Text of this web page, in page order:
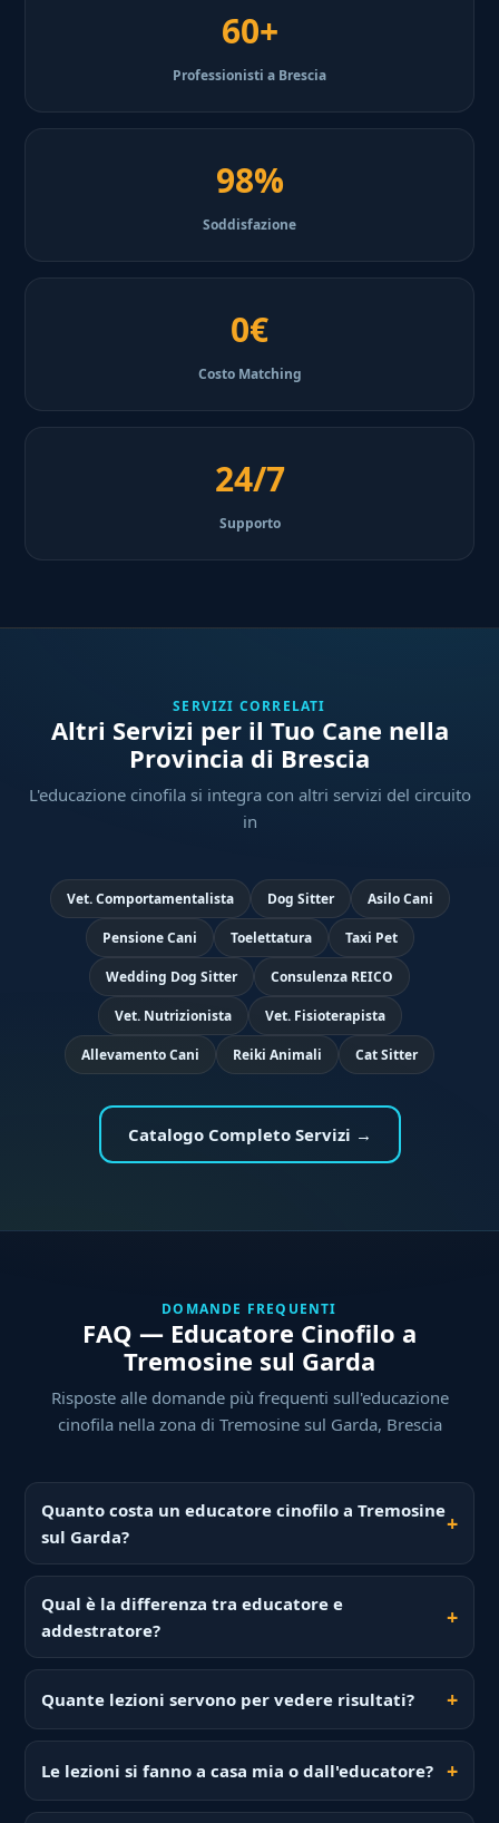
60+
Professionisti a Brescia
98%
Soddisfazione
0€
Costo Matching
24/7
Supporto
SERVIZI CORRELATI
Altri Servizi per il Tuo Cane nella
Provincia di Brescia
L'educazione cinofila si integra con altri servizi del circuito
in
Vet. Comportamentalista Dog Sitter Asilo Cani
Pensione Cani Toelettatura Taxi Pet
Wedding Dog Sitter Consulenza REICO
Vet. Nutrizionista Vet. Fisioterapista
Allevamento Cani Reiki Animali Cat Sitter
Catalogo Completo Servizi →
DOMANDE FREQUENTI
FAQ — Educatore Cinofilo a
Tremosine sul Garda
Risposte alle domande più frequenti sull'educazione
cinofila nella zona di Tremosine sul Garda, Brescia
Quanto costa un educatore cinofilo a Tremosine
sul Garda?
Qual è la differenza tra educatore e
addestratore?
Quante lezioni servono per vedere risultati?
Le lezioni si fanno a casa mia o dall'educatore?